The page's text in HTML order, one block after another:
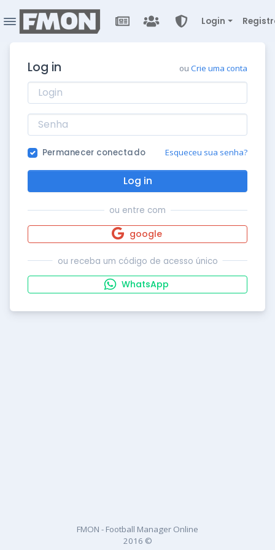
Login
Log in ou Crie uma conta
Permanecer conectado Esqueceu sua senha?
Log in
ou entre com
google
ou receba um código de acesso único
WhatsApp
FMON - Football Manager Online
2016 ©